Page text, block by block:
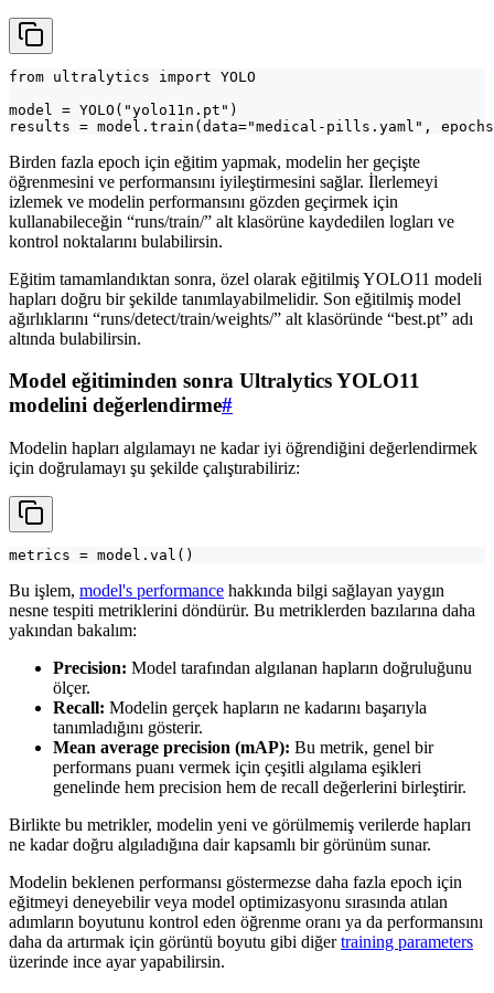
from ultralytics import YOLO
model = YOLO("yolo11n.pt")
results = model.train(data="medical-pills.yaml",
Birden fazla epoch için eğitim yapmak, modelin her geçişte
öğrenmesini ve performansını iyileştirmesini sağlar. İlerlemeyi
izlemek ve modelin performansını gözden geçirmek için
kullanabileceğin “runs/train/” alt klasörüne kaydedilen logları ve
kontrol noktalarını bulabilirsin.
Eğitim tamamlandıktan sonra, özel olarak eğitilmiş YOLO11 modeli
hapları doğru bir şekilde tanımlayabilmelidir. Son eğitilmiş model
ağırlıklarını “runs/detect/train/weights/” alt klasöründe “best.pt” adı
altında bulabilirsin.
Model eğitiminden sonra Ultralytics YOLO11
modelini değerlendirme#
Modelin hapları algılamayı ne kadar iyi öğrendiğini değerlendirmek
için doğrulamayı şu şekilde çalıştırabiliriz:
metrics = model.val()
Bu işlem, model's performance hakkında bilgi sağlayan yaygın
nesne tespiti metriklerini döndürür. Bu metriklerden bazılarına daha
yakından bakalım:
Precision: Model tarafından algılanan hapların doğruluğunu
ölçer.
Recall: Modelin gerçek hapların ne kadarını başarıyla
tanımladığını gösterir.
Mean average precision (mAP): Bu metrik, genel bir
performans puanı vermek için çeşitli algılama eşikleri
genelinde hem precision hem de recall değerlerini birleştirir.
Birlikte bu metrikler, modelin yeni ve görülmemiş verilerde hapları
ne kadar doğru algıladığına dair kapsamlı bir görünüm sunar.
Modelin beklenen performansı göstermezse daha fazla epoch için
eğitmeyi deneyebilir veya model optimizasyonu sırasında atılan
adımların boyutunu kontrol eden öğrenme oranı ya da performansını
daha da artırmak için görüntü boyutu gibi diğertraining parameters
üzerinde ince ayar yapabilirsin.